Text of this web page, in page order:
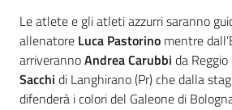
Le atlete e gli atleti azzurri saranno
allenatore Luca Pastorino mentre
arriverannoAndrea Carubbi da
Sacchi di Langhirano (Pr) che dalla
difenderà i colori del Galeone di